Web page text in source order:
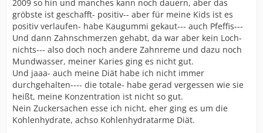
2009 so hin und manches kann noch dauern, aber das
gröbste ist geschafft- positiv-- aber für meine Kids ist es
positiv verlaufen- habe Kaugummi gekaut--- auch Pfeffis---
Und dann Zahnschmerzen gehabt, da war aber kein Loch-
nichts--- also doch noch andere Zahnreme und dazu noch
Mundwasser, meiner Karies ging es nicht gut.
Und jaaa- auch meine Diät habe ich nicht immer
durchgehalten---- die totale- habe gerad vergessen wie sie
heißt, meine Konzentration ist nicht so gut.
Nein Zuckersachen esse ich nicht, eher ging es um die
Kohlenhydrate, achso Kohlenhydratarme Diät.